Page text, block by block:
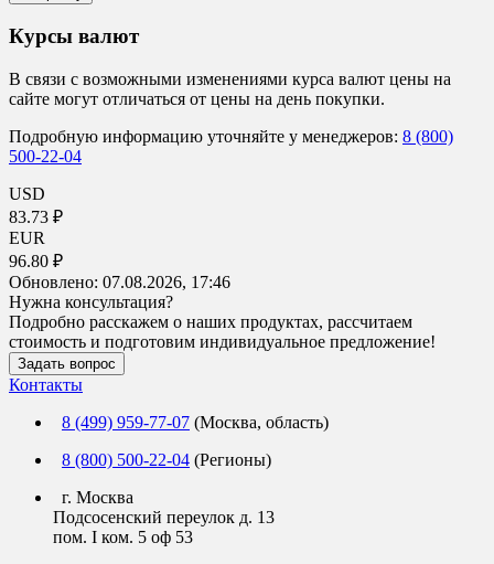
Курсы валют
В связи с возможными изменениями курса валют цены на
сайте могут отличаться от цены на день покупки.
Подробную информацию уточняйте у менеджеров: 8 (800)
500-22-04
USD
83.73 ₽
EUR
96.80 ₽
Обновлено: 07.08.2026, 17:46
Нужна консультация?
Подробно расскажем о наших продуктах, рассчитаем
стоимость и подготовим индивидуальное предложение!
Задать вопрос
Контакты
8 (499) 959-77-07 (Москва, область)
8 (800) 500-22-04 (Регионы)
г. Москва
Подсосенский переулок д. 13
пом. I ком. 5 оф 53